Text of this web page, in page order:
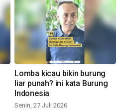
Lomba kicau bikin burung
liar punah? ini kata Burung
Indonesia
Senin, 27 Juli 2026